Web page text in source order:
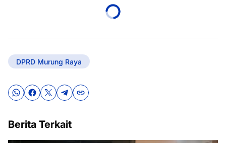
DPRD Murung Raya
Berita Terkait